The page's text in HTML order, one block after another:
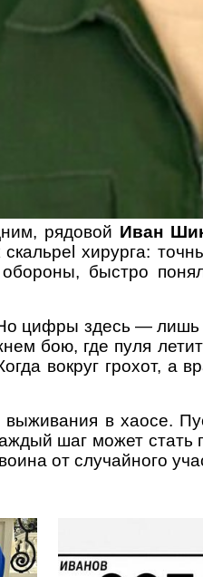
рядовой Иван
хирурга:
быстро
цифры здесь — лишь
бою, где пуля
вокруг грохот, а
в хаосе.
шаг может стать
от случайного